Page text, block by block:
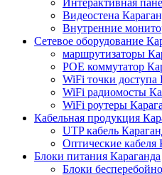
Видеостена
Внутренние
Сетевое оборудование
маршрутизаторы
POE коммутатор
WiFi точки доступа
WiFi радиомосты
WiFi роутеры
Кабельная продукция
UTP кабель
Оптические кабеля
Блоки питания Караганда
Блоки